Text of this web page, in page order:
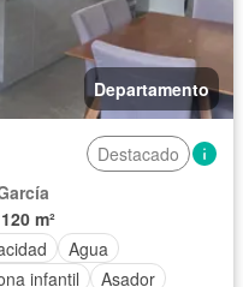
Departamento
Destacado
120 m²
Agua
infantil
Asador